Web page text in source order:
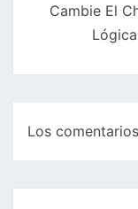
Cambie El
Los